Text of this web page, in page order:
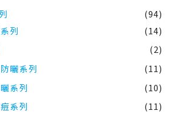
(94)
列
(14)
(2)
曬系列
(11)
系列
(10)
系列
(11)